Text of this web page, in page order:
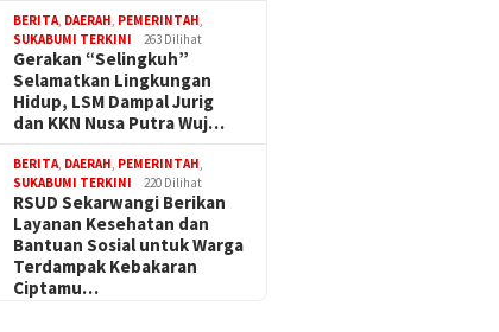
BERITA, DAERAH, PEMERINTAH,
SUKABUMI TERKINI
263 Dilihat
Gerakan “Selingkuh”
Selamatkan Lingkungan
Hidup, LSM Dampal Jurig
dan KKN Nusa Putra Wuj…
BERITA, DAERAH, PEMERINTAH,
SUKABUMI TERKINI
220 Dilihat
RSUD Sekarwangi Berikan
Layanan Kesehatan dan
Bantuan Sosial untuk Warga
Terdampak Kebakaran
Ciptamu…